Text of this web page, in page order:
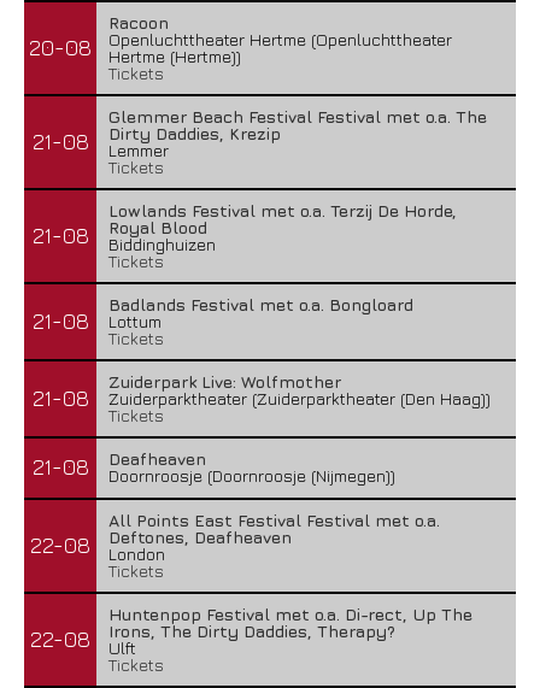
20-08
Racoon
Openluchttheater Hertme (Openluchttheater
Hertme (Hertme))
Tickets
21-08
Glemmer Beach Festival Festival met o.a. The
Dirty Daddies, Krezip
Lemmer
Tickets
21-08
Lowlands Festival met o.a. Terzij De Horde,
Royal Blood
Biddinghuizen
Tickets
21-08
Badlands Festival met o.a. Bongloard
Lottum
Tickets
21-08
Zuiderpark Live: Wolfmother
Zuiderparktheater (Zuiderparktheater (Den Haag))
Tickets
21-08
Deafheaven
Doornroosje (Doornroosje (Nijmegen))
22-08
All Points East Festival Festival met o.a.
Deftones, Deafheaven
London
Tickets
22-08
Huntenpop Festival met o.a. Di-rect, Up The
Irons, The Dirty Daddies, Therapy?
Ulft
Tickets